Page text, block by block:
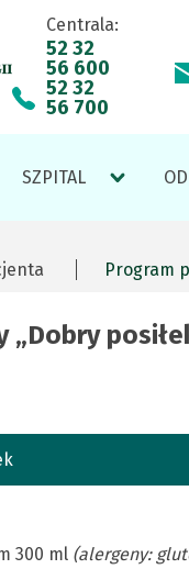
Centrala:
52 32
56 600
52 32
56 700
SZPITAL
Program
300 ml (alergeny: